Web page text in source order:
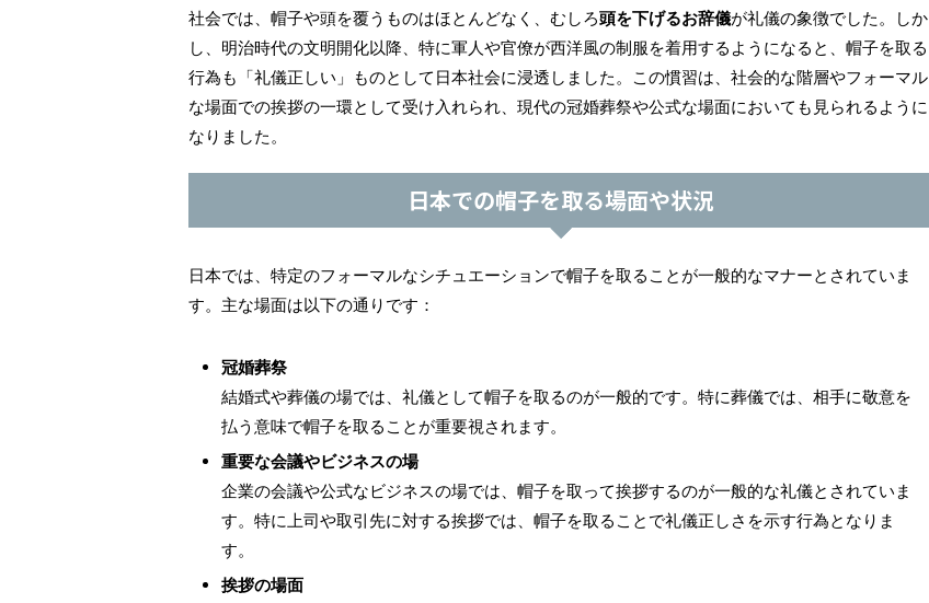
社会では、帽子や頭を覆うものはほとんどなく、むしろ頭を下げるお辞儀が礼儀の象徴でした。しか
し、明治時代の文明開化以降、特に軍人や官僚が西洋風の制服を着用するようになると、帽子を取る
行為も「礼儀正しい」ものとして日本社会に浸透しました。この慣習は、社会的な階層やフォーマル
な場面での挨拶の一環として受け入れられ、現代の冠婚葬祭や公式な場面においても見られるように
なりました。
日本での帽子を取る場面や状況
日本では、特定のフォーマルなシチュエーションで帽子を取ることが一般的なマナーとされていま
す。主な場面は以下の通りです：
冠婚葬祭
結婚式や葬儀の場では、礼儀として帽子を取るのが一般的です。特に葬儀では、相手に敬意を
払う意味で帽子を取ることが重要視されます。
重要な会議やビジネスの場
企業の会議や公式なビジネスの場では、帽子を取って挨拶するのが一般的な礼儀とされていま
す。特に上司や取引先に対する挨拶では、帽子を取ることで礼儀正しさを示す行為となりま
す。
挨拶の場面